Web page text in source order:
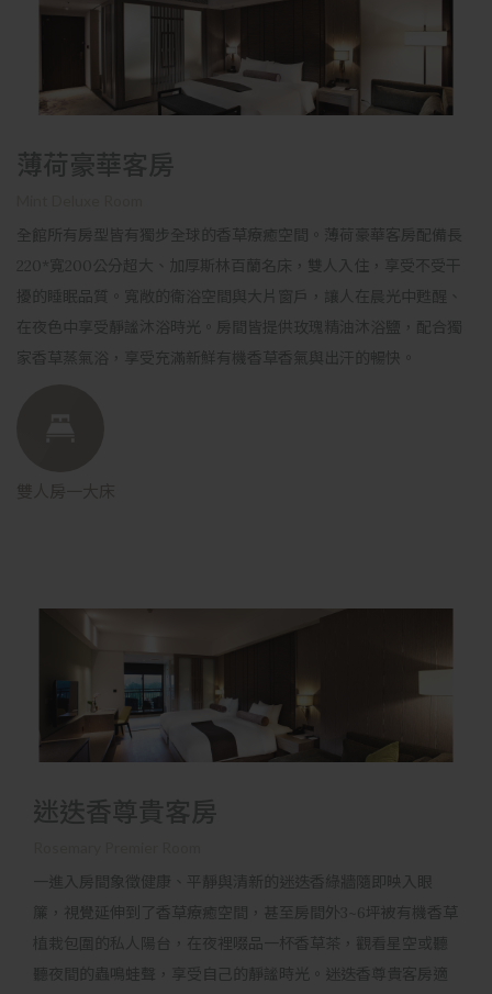
薄荷豪華客房
全館所有房型皆有獨步全球的香草療癒空間。薄荷豪華客房配備長
220*寬200公分超大、加厚斯林百蘭名床，雙人入住，享受不受干
擾的睡眠品質。寬敞的衛浴空間與大片窗戶，讓人在晨光中甦醒、
在夜色中享受靜謐沐浴時光。房間皆提供玫瑰精油沐浴鹽，配合獨
家香草蒸氣浴，享受充滿新鮮有機香草香氣與出汗的暢快。
迷迭香尊貴客房
一進入房間象徵健康、平靜與清新的迷迭香綠牆隨即映入眼
簾，視覺延伸到了香草療癒空間，甚至房間外3~6坪被有機香草
植栽包圍的私人陽台，在夜裡啜品一杯香草茶，觀看星空或聽
聽夜間的蟲鳴蛙聲，享受自己的靜謐時光。迷迭香尊貴客房適